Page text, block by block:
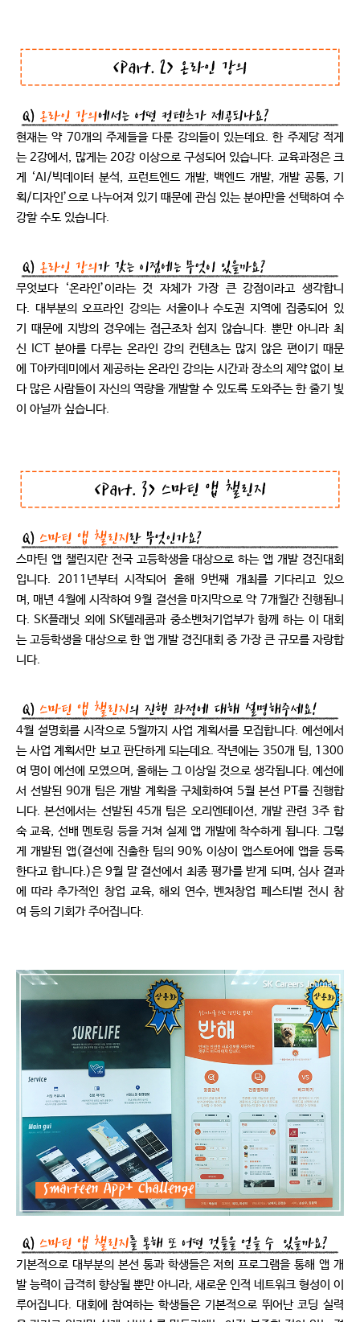
현재는 약 70개의 주제들을 다룬 강의들이 있는데요. 한 주제당 적게
는 2강에서, 많게는 20강 이상으로 구성되어 있습니다. 교육과정은 크
게 ‘AI/빅데이터 분석, 프런트엔드 개발, 백엔드 개발, 개발 공통, 기
획/디자인’으로 나누어져 있기 때문에 관심 있는 분야만을 선택하여 수
강할 수도 있습니다.
무엇보다 ‘온라인’이라는 것 자체가 가장 큰 강점이라고 생각합니
다. 대부분의 오프라인 강의는 서울이나 수도권 지역에 집중되어 있
기 때문에 지방의 경우에는 접근조차 쉽지 않습니다. 뿐만 아니라 최
신 ICT 분야를 다루는 온라인 강의 컨텐츠는 많지 않은 편이기 때문
에 T아카데미에서 제공하는 온라인 강의는 시간과 장소의 제약 없이 보
다 많은 사람들이 자신의 역량을 개발할 수 있도록 도와주는 한 줄기 빛
이 아닐까 싶습니다.
스마틴 앱 챌린지란 전국 고등학생을 대상으로 하는 앱 개발 경진대회
입니다. 2011년부터 시작되어 올해 9번째 개최를 기다리고 있으
며, 매년 4월에 시작하여 9월 결선을 마지막으로 약 7개월간 진행됩니
다. SK플래닛 외에 SK텔레콤과 중소벤처기업부가 함께 하는 이 대회
는 고등학생을 대상으로 한 앱 개발 경진대회 중 가장 큰 규모를 자랑합
니다.
4월 설명회를 시작으로 5월까지 사업 계획서를 모집합니다. 예선에서
는 사업 계획서만 보고 판단하게 되는데요. 작년에는 350개 팀, 1300
여 명이 예선에 모였으며, 올해는 그 이상일 것으로 생각됩니다. 예선에
서 선발된 90개 팀은 개발 계획을 구체화하여 5월 본선 PT를 진행합
니다. 본선에서는 선발된 45개 팀은 오리엔테이션, 개발 관련 3주 합
숙 교육, 선배 멘토링 등을 거쳐 실제 앱 개발에 착수하게 됩니다. 그렇
게 개발된 앱(결선에 진출한 팀의 90% 이상이 앱스토어에 앱을 등록
한다고 합니다.)은 9월 말 결선에서 최종 평가를 받게 되며, 심사 결과
에 따라 추가적인 창업 교육, 해외 연수, 벤처창업 페스티벌 전시 참
여 등의 기회가 주어집니다.
기본적으로 대부분의 본선 통과 학생들은 저희 프로그램을 통해 앱 개
발 능력이 급격히 향상될 뿐만 아니라, 새로운 인적 네트워크 형성이 이
루어집니다. 대회에 참여하는 학생들은 기본적으로 뛰어난 코딩 실력